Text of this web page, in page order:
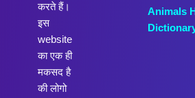
करते हैं।
इस
website
का एक ही
मकसद है
की लोगो
Animals